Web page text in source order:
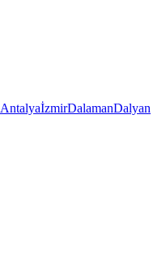
AntalyaİzmirDalamanDalyan